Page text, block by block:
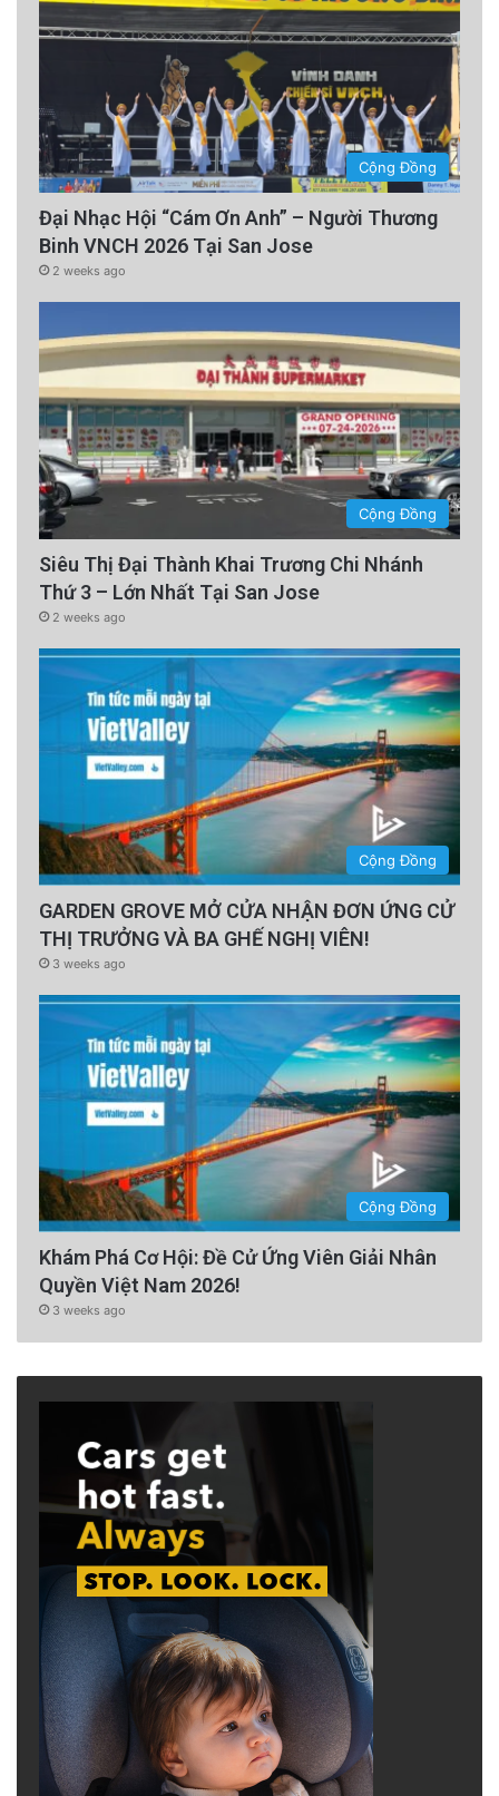
Cộng Đồng
Đại Nhạc Hội “Cám Ơn Anh” – Người Thương
Binh VNCH 2026 Tại San Jose
2 weeks ago
Cộng Đồng
Siêu Thị Đại Thành Khai Trương Chi Nhánh
Thứ 3 – Lớn Nhất Tại San Jose
2 weeks ago
Cộng Đồng
GARDEN GROVE MỞ CỬA NHẬN ĐƠN ỨNG CỬ
THỊ TRƯỞNG VÀ BA GHẾ NGHỊ VIÊN!
3 weeks ago
Cộng Đồng
Khám Phá Cơ Hội: Đề Cử Ứng Viên Giải Nhân
Quyền Việt Nam 2026!
3 weeks ago